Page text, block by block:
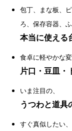
包丁、まな板、
ろ、保存容器、
本当に使える
食卓に軽やかな
片口・豆皿・
いま注目の、
うつわと道具
すぐ真似したい、